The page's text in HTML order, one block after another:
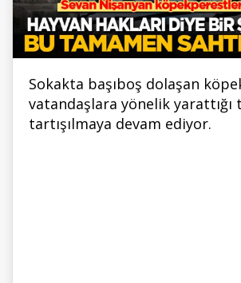
Sokakta başıboş dolaşan
vatandaşlara yönelik yarattığı
tartışılmaya devam ediyor.